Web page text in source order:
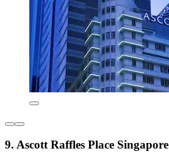
9. Ascott Raffles Place Singapore